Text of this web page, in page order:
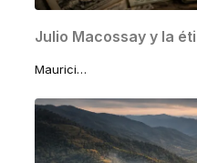
Julio Macossay y la
Mauricio Macossay Vallado